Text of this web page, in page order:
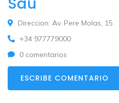
Direccion: Av. Pere Molas, 15
+34 977779000
0 comentarios
ESCRIBE COMENTARIO